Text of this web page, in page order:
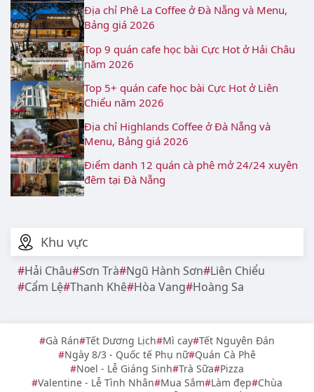
Khu vực
Hải Châu Sơn Trà Ngũ Hành Sơn Liên Chiểu
Cẩm Lệ Thanh Khê Hòa Vang Hoàng Sa
Địa chỉ Phê La Coffee ở Đà Nẵng và Menu,
Bảng giá 2026
Top 9 quán cafe học bài Cực Hot ở Hải Châu
năm 2026
Top 5+ quán cafe học bài Cực Hot ở Liên
Chiểu năm 2026
Địa chỉ Highlands Coffee ở Đà Nẵng và
Menu, Bảng giá 2026
Điểm danh 12 quán cà phê mở 24/24 xuyên
đêm tại Đà Nẵng
Gà Rán Tết Dương Lịch Mì cay Tết Nguyên Đán
Ngày 8/3 - Quốc tế Phụ nữ Quán Cà Phê
Noel - Lễ Giáng Sinh Trà Sữa Pizza
Valentine - Lễ Tình Nhân Mua Sắm Làm đẹp Chùa